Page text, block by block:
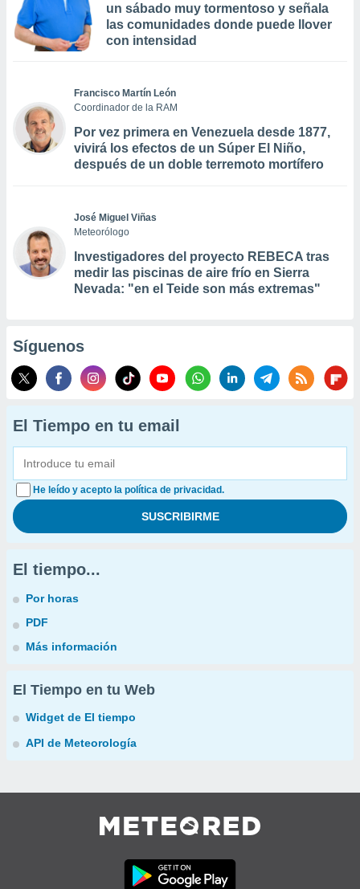
un sábado muy tormentoso y señala
las comunidades donde puede llover
con intensidad
Francisco Martín León
Coordinador de la RAM
Por vez primera en Venezuela desde 1877,
vivirá los efectos de un Súper El Niño,
después de un doble terremoto mortífero
José Miguel Viñas
Meteorólogo
Investigadores del proyecto REBECA tras
medir las piscinas de aire frío en Sierra
Nevada: "en el Teide son más extremas"
Síguenos
El Tiempo en tu email
He leído y acepto la política de privacidad.
El tiempo...
Por horas
PDF
Más información
El Tiempo en tu Web
Widget de El tiempo
API de Meteorología